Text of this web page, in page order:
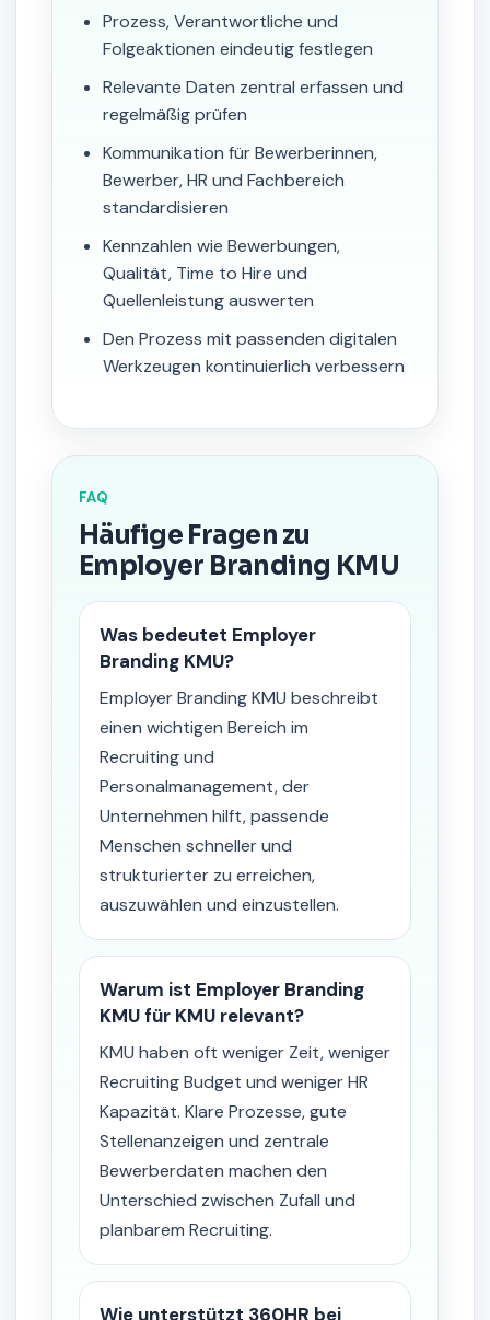
Prozess, Verantwortliche und
Folgeaktionen eindeutig festlegen
Relevante Daten zentral erfassen und
regelmäßig prüfen
Kommunikation für Bewerberinnen,
Bewerber, HR und Fachbereich
standardisieren
Kennzahlen wie Bewerbungen,
Qualität, Time to Hire und
Quellenleistung auswerten
Den Prozess mit passenden digitalen
Werkzeugen kontinuierlich verbessern
FAQ
Häufige Fragen zu
Employer Branding KMU
Was bedeutet Employer
Branding KMU?
Employer Branding KMU beschreibt
einen wichtigen Bereich im
Recruiting und
Personalmanagement, der
Unternehmen hilft, passende
Menschen schneller und
strukturierter zu erreichen,
auszuwählen und einzustellen.
Warum ist Employer Branding
KMU für KMU relevant?
KMU haben oft weniger Zeit, weniger
Recruiting Budget und weniger HR
Kapazität. Klare Prozesse, gute
Stellenanzeigen und zentrale
Bewerberdaten machen den
Unterschied zwischen Zufall und
planbarem Recruiting.
Wie unterstützt 360HR bei